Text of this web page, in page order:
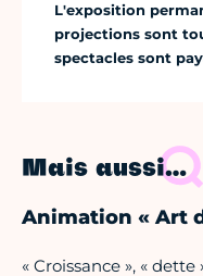
L'exposition
projections sont
spectacles sont
Mais aussi…
Animation « Art
« Croissance », « dette